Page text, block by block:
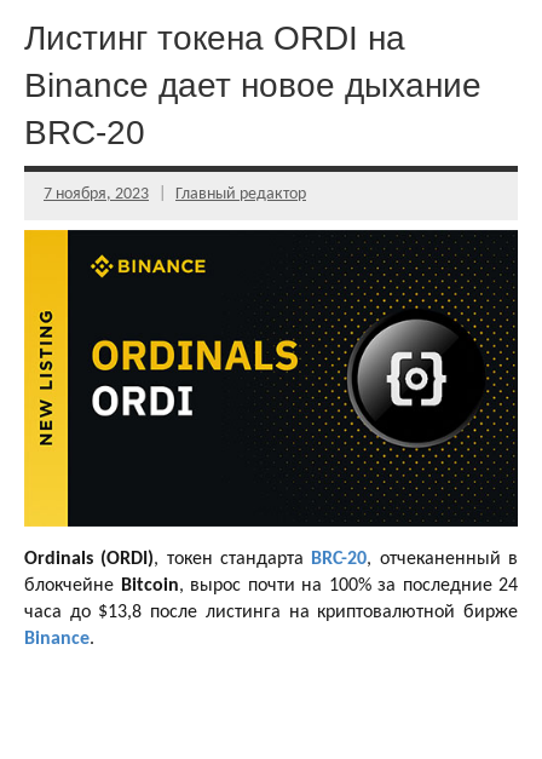
Листинг токена ORDI на
Binance дает новое дыхание
BRC-20
7 ноября, 2023 Главный редактор
Ordinals (ORDI), токен стандарта BRC-20, отчеканенный в
блокчейне Bitcoin, вырос почти на 100% за последние 24
часа до $13,8 после листинга на криптовалютной бирже
Binance.